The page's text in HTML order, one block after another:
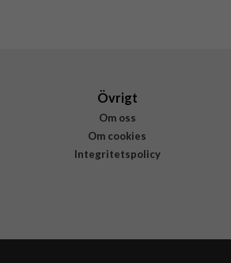
Övrigt
Om oss
Om cookies
Integritetspolicy